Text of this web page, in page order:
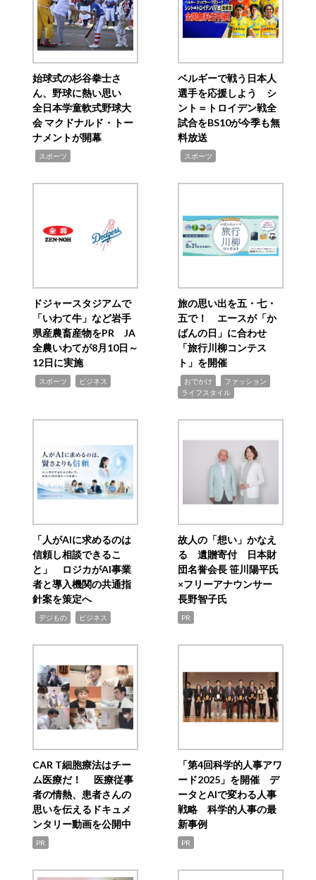
始球式の杉谷拳士さ
ん、野球に熱い思い
全日本学童軟式野球大
会 マクドナルド・トー
ナメントが開幕
スポーツ
ベルギーで戦う日本人
選手を応援しよう シ
ント＝トロイデン戦全
試合をBS10が今季も無
料放送
スポーツ
ドジャースタジアムで
「いわて牛」など岩手
県産農畜産物をPR JA
全農いわてが8月10日～
12日に実施
スポーツ ビジネス
旅の思い出を五・七・
五で！ エースが「か
ばんの日」に合わせ
「旅行川柳コンテス
ト」を開催
おでかけ ファッション
ライフスタイル
「人がAIに求めるのは
信頼し相談できるこ
と」 ロジカがAI事業
者と導入機関の共通指
針案を策定へ
デジもの ビジネス
故人の「想い」かなえ
る 遺贈寄付 日本財
団名誉会長 笹川陽平氏
×フリーアナウンサー
長野智子氏
PR
CAR T細胞療法はチー
ム医療だ！ 医療従事
者の情熱、患者さんの
思いを伝えるドキュメ
ンタリー動画を公開中
PR
「第4回科学的人事アワ
ード2025」を開催 デ
ータとAIで変わる人事
戦略 科学的人事の最
新事例
PR